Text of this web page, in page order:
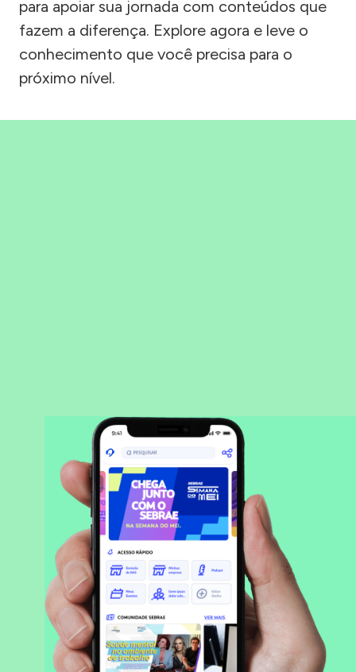
para apoiar sua jornada com conteúdos que
fazem a diferença. Explore agora e leve o
conhecimento que você precisa para o
próximo nível.